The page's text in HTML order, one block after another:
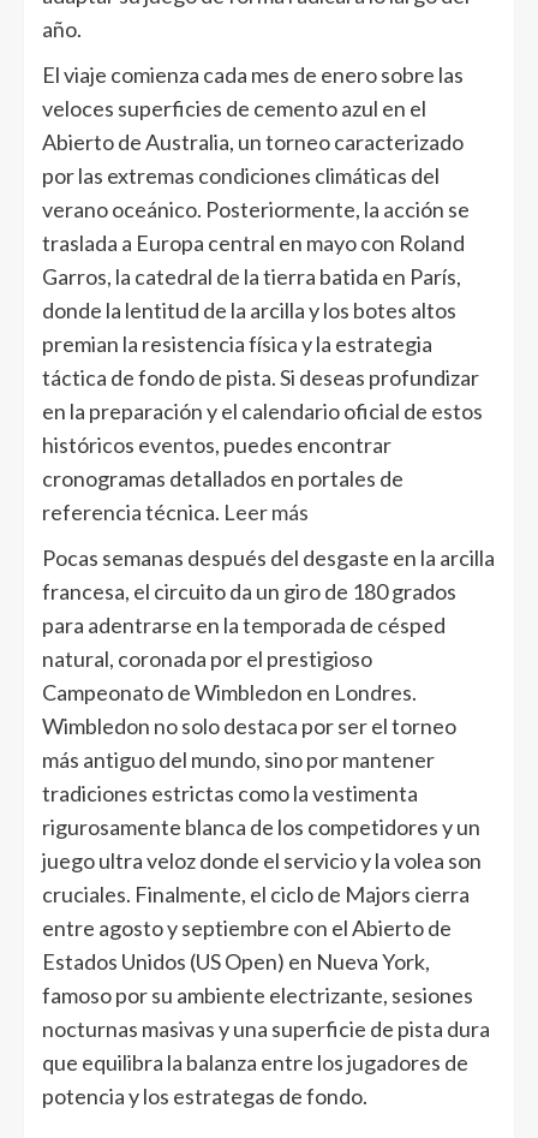
año.
El viaje comienza cada mes de enero sobre las
veloces superficies de cemento azul en el
Abierto de Australia, un torneo caracterizado
por las extremas condiciones climáticas del
verano oceánico. Posteriormente, la acción se
traslada a Europa central en mayo con Roland
Garros, la catedral de la tierra batida en París,
donde la lentitud de la arcilla y los botes altos
premian la resistencia física y la estrategia
táctica de fondo de pista. Si deseas profundizar
en la preparación y el calendario oficial de estos
históricos eventos, puedes encontrar
cronogramas detallados en portales de
referencia técnica. Leer más
Pocas semanas después del desgaste en la arcilla
francesa, el circuito da un giro de 180 grados
para adentrarse en la temporada de césped
natural, coronada por el prestigioso
Campeonato de Wimbledon en Londres.
Wimbledon no solo destaca por ser el torneo
más antiguo del mundo, sino por mantener
tradiciones estrictas como la vestimenta
rigurosamente blanca de los competidores y un
juego ultra veloz donde el servicio y la volea son
cruciales. Finalmente, el ciclo de Majors cierra
entre agosto y septiembre con el Abierto de
Estados Unidos (US Open) en Nueva York,
famoso por su ambiente electrizante, sesiones
nocturnas masivas y una superficie de pista dura
que equilibra la balanza entre los jugadores de
potencia y los estrategas de fondo.